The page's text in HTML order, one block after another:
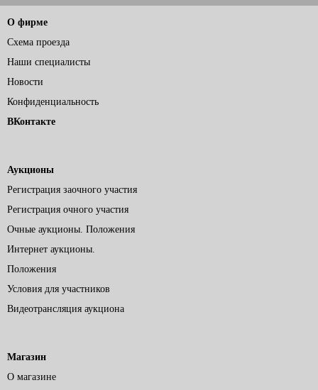
О фирме
Схема проезда
Наши специалисты
Новости
Конфиденциальность
ВКонтакте
Аукционы
Регистрация заочного участия
Регистрация очного участия
Очные аукционы. Положения
Интернет аукционы.
Положения
Условия для участников
Видеотрансляция аукциона
Магазин
О магазине